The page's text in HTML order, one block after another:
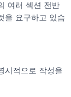
여러 섹션 전반
을 요구하고 있습
시적으로 작성을